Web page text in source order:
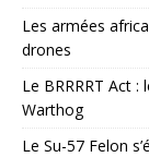
Les armées
drones
Le BRRRRT Act :
Warthog
Le Su-57 Felon